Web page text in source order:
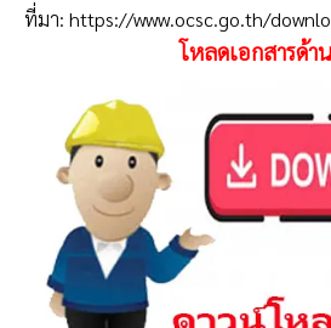
ที่มา: https://www.ocsc.go.th/
โหลดเอกสารด้า